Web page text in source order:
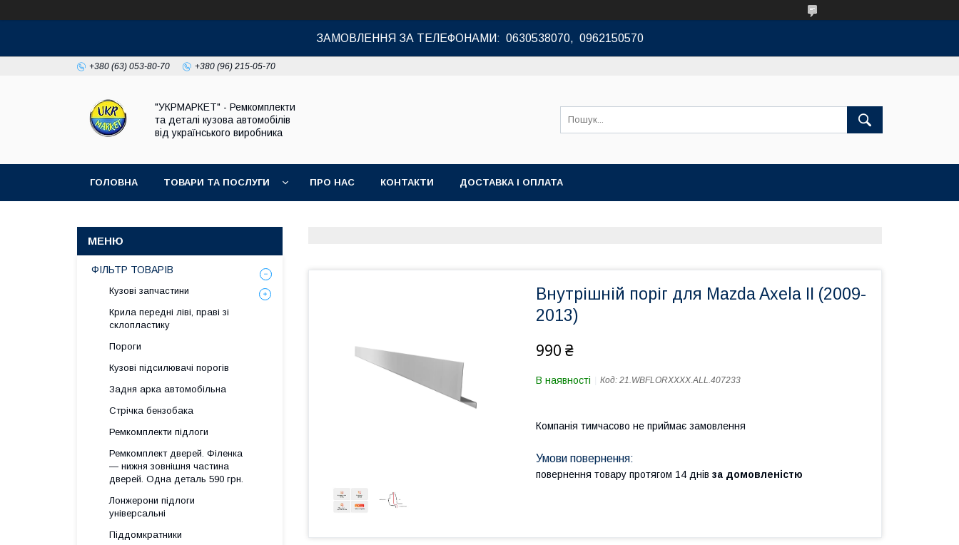
ЗАМОВЛЕННЯ ЗА ТЕЛЕФОНАМИ: 0630538070, 0962150570
+380 (63) 053-80-70 +380 (96) 215-05-70
"УКРМАРКЕТ" - Ремкомплекти
та деталі кузова автомобілів
від українського виробника
ГОЛОВНА ТОВАРИ ТА ПОСЛУГИ ПРО НАС КОНТАКТИ ДОСТАВКА І ОПЛАТА
Внутрішній поріг для Mazda Axela II (2009-
2013)
990 ₴
В наявності Код: 21.WBFLORXXXX.ALL.407233
Компанія тимчасово не приймає замовлення
повернення товару протягом 14 днів за домовленістю
ФІЛЬТР ТОВАРІВ
Кузові запчастини
Крила передні ліві, праві зі
склопластику
Пороги
Кузові підсилювачі порогів
Задня арка автомобільна
Стрічка бензобака
Ремкомплекти підлоги
Ремкомплект дверей. Філенка
— нижня зовнішня частина
дверей. Одна деталь 590 грн.
Лонжерони підлоги
універсальні
Піддомкратники